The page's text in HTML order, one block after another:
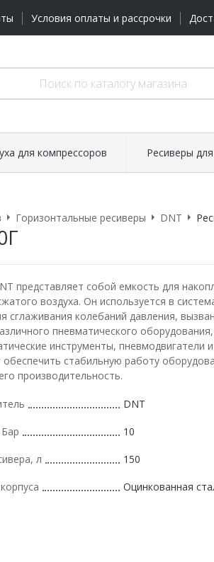
Условия оплаты и рассрочки
для компрессоров Ресиверы
Горизонтальные ресиверы DNT
представляет собой емкость для
воздуха. Он используется в
сглаживания колебаний давления,
пневматического
инструменты, пневмодвигатели
обеспечить стабильную работу
производительность.
DNT
10
л 150
Оцинкованная